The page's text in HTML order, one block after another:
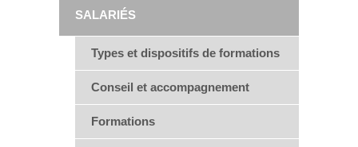
SALARIÉS
Types et dispositifs de formations
Conseil et accompagnement
Formations